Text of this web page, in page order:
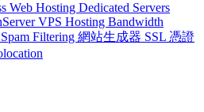
Web Hosting Dedicated Servers
VPS Hosting Bandwidth
Spam Filtering 網站生成器 SSL 憑證